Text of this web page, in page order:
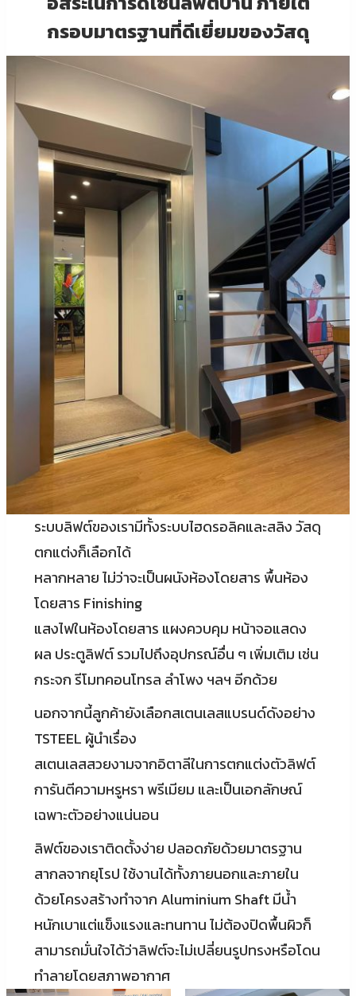
กรอบมาตรฐานที่ดีเยี่ยมของวัสดุ
ระบบลิฟต์ของเรามีทั้งระบบไฮดรอลิคและสลิง วัสดุ
ตกแต่งก็เลือกได้
หลากหลาย ไม่ว่าจะเป็นผนังห้องโดยสาร พื้นห้อง
โดยสาร Finishing
แสงไฟในห้องโดยสาร แผงควบคุม หน้าจอแสดง
ผล ประตูลิฟต์ รวมไปถึงอุปกรณ์อื่น ๆ เพิ่มเติม เช่น
กระจก รีโมทคอนโทรล ลำโพง ฯลฯ อีกด้วย
นอกจากนี้ลูกค้ายังเลือกสเตนเลสแบรนด์ดังอย่าง
TSTEEL ผู้นำเรื่อง
สเตนเลสสวยงามจากอิตาลีในการตกแต่งตัวลิฟต์
การันตีความหรูหรา พรีเมียม และเป็นเอกลักษณ์
เฉพาะตัวอย่างแน่นอน
ลิฟต์ของเราติดตั้งง่าย ปลอดภัยด้วยมาตรฐาน
สากลจากยุโรป ใช้งานได้ทั้งภายนอกและภายใน
ด้วยโครงสร้างทำจาก Aluminium Shaft มีน้ำ
หนักเบาแต่แข็งแรงและทนทาน ไม่ต้องปิดพื้นผิวก็
สามารถมั่นใจได้ว่าลิฟต์จะไม่เปลี่ยนรูปทรงหรือโดน
ทำลายโดยสภาพอากาศ